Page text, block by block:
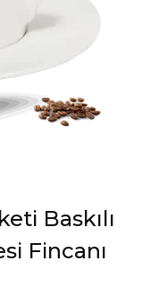
Baskılı
Fincanı